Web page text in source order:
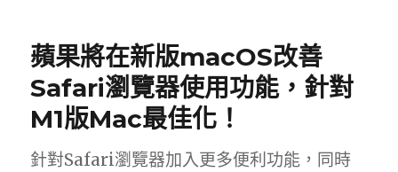
蘋果將在新版macOS改善
Safari瀏覽器使用功能，針對
M1版Mac最佳化！
針對Safari瀏覽器加入更多便利功能，同時